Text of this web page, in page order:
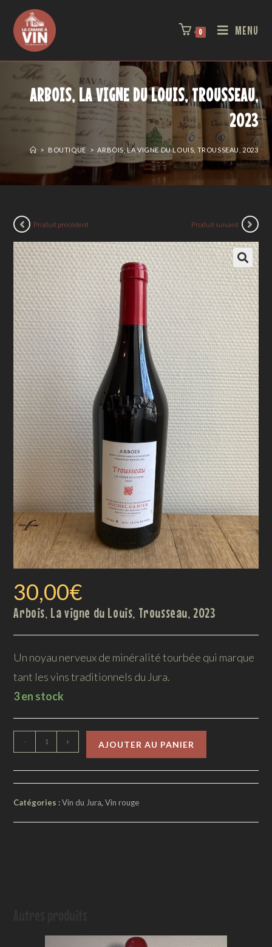
0 MENU
ARBOIS, LA VIGNE DU LOUIS, TROUSSEAU,
2023
> BOUTIQUE > ARBOIS, LA VIGNE DU LOUIS, TROUSSEAU, 2023
Produit précédent Produit suivant
30,00€
Arbois, La vigne du Louis, Trousseau, 2023
Un noyau nerveux de minéralité tourbée qui marque
tant les vins traditionnels du Jura.
3 en stock
- + AJOUTER AU PANIER
Catégories :Vin du Jura,Vin rouge